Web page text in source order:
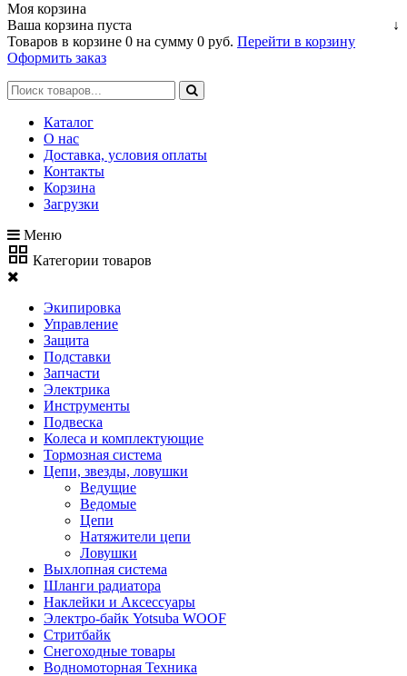
Моя корзина
↓
Ваша корзина пуста
Товаров в корзине 0 на сумму 0 руб. Перейти в корзину
Оформить заказ
Каталог
О нас
Доставка, условия оплаты
Контакты
Корзина
Загрузки
Меню
Категории товаров
Экипировка
Управление
Защита
Подставки
Запчасти
Электрика
Инструменты
Подвеска
Колеса и комплектующие
Тормозная система
Цепи, звезды, ловушки
Ведущие
Ведомые
Цепи
Натяжители цепи
Ловушки
Выхлопная система
Шланги радиатора
Наклейки и Аксессуары
Электро-байк Yotsuba WOOF
Стритбайк
Снегоходные товары
Водномоторная Техника